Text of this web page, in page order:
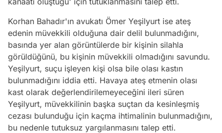
Korhan Bahadır'ın avukatı Ömer Yeşilyurt ise ateş
edenin müvekkili olduğuna dair delil bulunmadığını,
basında yer alan görüntülerde bir kişinin silahla
görüldüğünü, bu kişinin müvekkili olmadığını savundu.
Yeşilyurt, suçu işleyen kişi olsa bile olası kastın
bulunmadığını iddia etti. Havaya ateş etmenin olası
kast olarak değerlendirilemeyeceğini ileri süren
Yeşilyurt, müvekkilinin başka suçtan da kesinleşmiş
cezası bulunduğu için kaçma ihtimalinin bulunmadığını,
bu nedenle tutuksuz yargılanmasını talep etti.